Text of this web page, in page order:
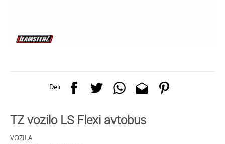
Deli
TZ vozilo LS Flexi avtobus
VOZILA